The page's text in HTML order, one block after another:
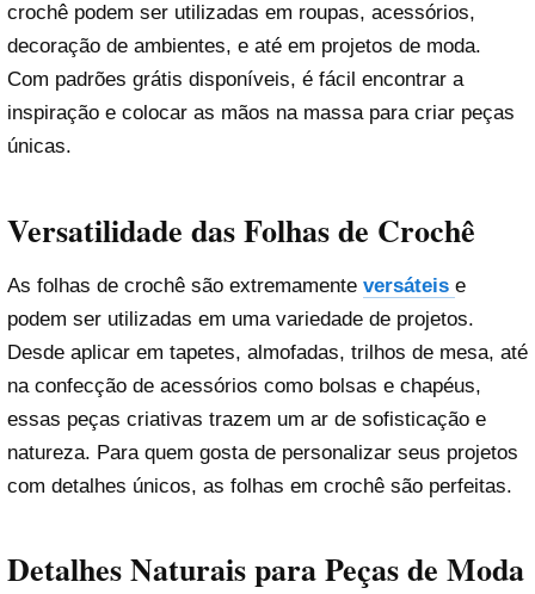
crochê podem ser utilizadas em roupas, acessórios,
decoração de ambientes, e até em projetos de moda.
Com padrões grátis disponíveis, é fácil encontrar a
inspiração e colocar as mãos na massa para criar peças
únicas.
Versatilidade das Folhas de Crochê
As folhas de crochê são extremamente versáteis e
podem ser utilizadas em uma variedade de projetos.
Desde aplicar em tapetes, almofadas, trilhos de mesa, até
na confecção de acessórios como bolsas e chapéus,
essas peças criativas trazem um ar de sofisticação e
natureza. Para quem gosta de personalizar seus projetos
com detalhes únicos, as folhas em crochê são perfeitas.
Detalhes Naturais para Peças de Moda